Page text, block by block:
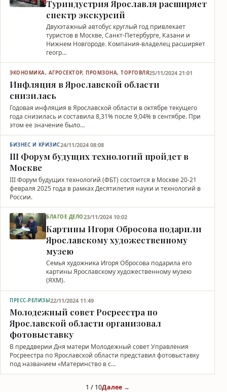
Туриндустрия Ярославля расширяет
спектр экскурсий
Двухэтажный автобус круглый год привлекает
туристов в Москве, Санкт-Петербурге, Казани и
Нижнем Новгороде. Компания-владелец расширяет
геогр…
ЭКОНОМИКА, АГРОСЕКТОР, ПРОМЗОНА, ТОРГОВЛЯ25/11/2024 21:01
Инфляция в Ярославской области
снизилась
Годовая инфляция в Ярославской области в октябре текущего
года снизилась и составила 8,31% после 9,04% в сентябре. При
этом ее значение было…
БИЗНЕС И КРИЗИС24/11/2024 08:08
III Форум будущих технологий пройдет в
Москве
III Форум будущих технологий (ФБТ) состоится в Москве 20-21
февраля 2025 года в рамках Десятилетия науки и технологий в
России.
БЛАГОЕ ДЕЛО23/11/2024 10:02
Картины Игоря Обросова подарили
Ярославскому художественному
музею
Семья художника Игоря Обросова подарила его
картины Ярославскому художественному музею
(ЯХМ).
ПРЕСС-РЕЛИЗЫ22/11/2024 11:49
Молодежный совет Росреестра по
Ярославской области организовал
фотовыставку
В преддверии Дня матери Молодежный совет Управления
Росреестра по Ярославской области представил фотовыставку
под названием «Материнство в с…
1 / 10Далее →